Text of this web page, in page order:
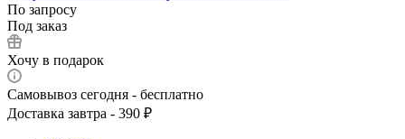
По запросу
Под заказ
Хочу в подарок
Самовывоз сегодня - бесплатно
Доставка завтра - 390 ₽